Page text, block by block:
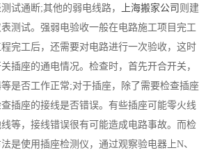
试通断;其他的弱电线路，
上海搬家公司 则建
测试。强弱电验收一般在电路施工项目完工
完工后，还需要对电路进行一次验收，这时
插座的通电情况。检查时，首先开合开关，
是否工作正常;对于插座，除了需要检查插座
插座的接线是否错误。有些插座可能零火线
等，接线错误很有可能造成电路事故。而检
是使用插座检测仪，通过观察验电器上N、